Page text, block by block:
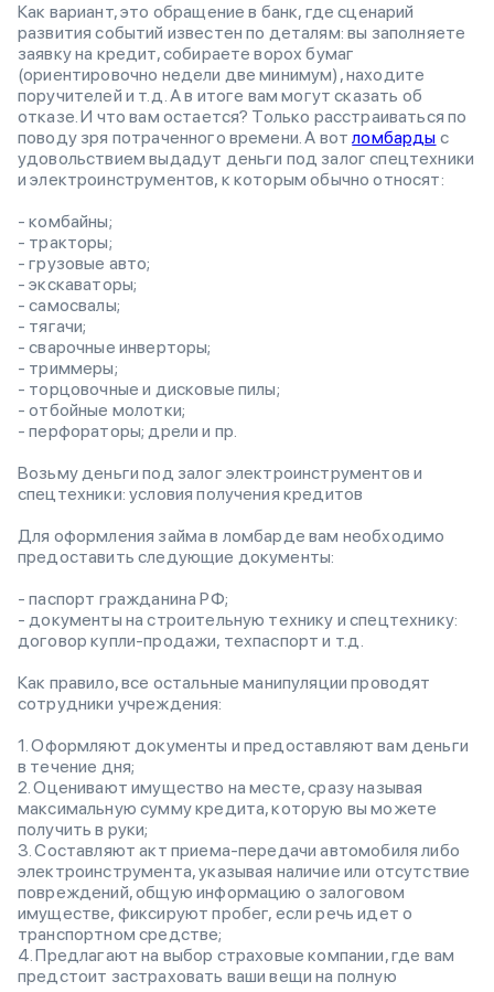
Как вариант, это обращение в банк, где сценарий
развития событий известен по деталям: вы заполняете
заявку на кредит, собираете ворох бумаг
(ориентировочно недели две минимум), находите
поручителей и т.д. А в итоге вам могут сказать об
отказе. И что вам остается? Только расстраиваться по
поводу зря потраченного времени. А вотломбарды с
удовольствием выдадут деньги под залог спецтехники
и электроинструментов, к которым обычно относят:
- комбайны;
- тракторы;
- грузовые авто;
- экскаваторы;
- самосвалы;
- тягачи;
- сварочные инверторы;
- триммеры;
- торцовочные и дисковые пилы;
- отбойные молотки;
- перфораторы; дрели и пр.
Возьму деньги под залог электроинструментов и
спецтехники: условия получения кредитов
Для оформления займа в ломбарде вам необходимо
предоставить следующие документы:
- паспорт гражданина РФ;
- документы на строительную технику и спецтехнику:
договор купли-продажи, техпаспорт и т.д.
Как правило, все остальные манипуляции проводят
сотрудники учреждения:
1. Оформляют документы и предоставляют вам деньги
в течение дня;
2. Оценивают имущество на месте, сразу называя
максимальную сумму кредита, которую вы можете
получить в руки;
3. Составляют акт приема-передачи автомобиля либо
электроинструмента, указывая наличие или отсутствие
повреждений, общую информацию о залоговом
имуществе, фиксируют пробег, если речь идет о
транспортном средстве;
4. Предлагают на выбор страховые компании, где вам
предстоит застраховать ваши вещи на полную